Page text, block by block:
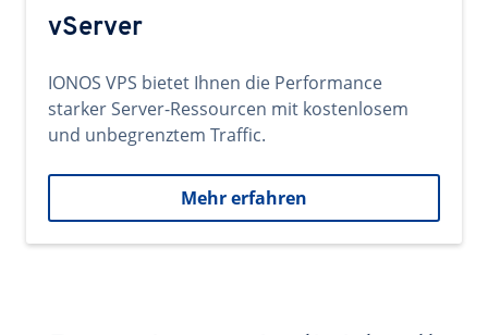
vServer
IONOS VPS bietet Ihnen die Performance
starker Server-Ressourcen mit kostenlosem
und unbegrenztem Traffic.
Mehr erfahren